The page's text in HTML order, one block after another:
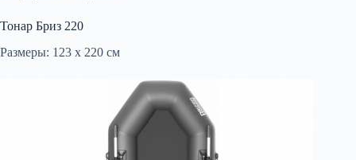
Тонар Бриз 220
Размеры: 123 х 220 см